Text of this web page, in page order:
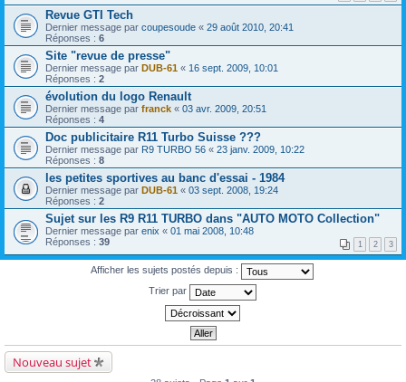
Revue GTI Tech
Dernier message par coupesoude « 29 août 2010, 20:41
Réponses : 6
Site "revue de presse"
Dernier message par DUB-61 « 16 sept. 2009, 10:01
Réponses : 2
évolution du logo Renault
Dernier message par franck « 03 avr. 2009, 20:51
Réponses : 4
Doc publicitaire R11 Turbo Suisse ???
Dernier message par R9 TURBO 56 « 23 janv. 2009, 10:22
Réponses : 8
les petites sportives au banc d'essai - 1984
Dernier message par DUB-61 « 03 sept. 2008, 19:24
Réponses : 2
Sujet sur les R9 R11 TURBO dans "AUTO MOTO Collection"
Dernier message par enix « 01 mai 2008, 10:48
Réponses : 39 1 2 3
Afficher les sujets postés depuis :
Trier par
Nouveau sujet